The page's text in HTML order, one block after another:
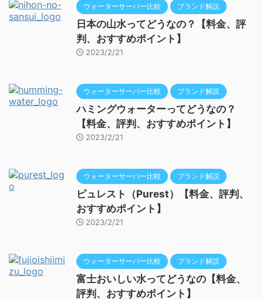
ウォーターサーバー比較 ブランド解説
日本の山水ってどうなの？【料金、評
判、おすすめポイント】
2023/2/21
ウォーターサーバー比較 ブランド解説
ハミングウォーターってどうなの？
【料金、評判、おすすめポイント】
2023/2/21
ウォーターサーバー比較 ブランド解説
ピュレスト（Purest）【料金、評判、
おすすめポイント】
2023/2/21
ウォーターサーバー比較 ブランド解説
富士おいしい水ってどうなの【料金、
評判、おすすめポイント】